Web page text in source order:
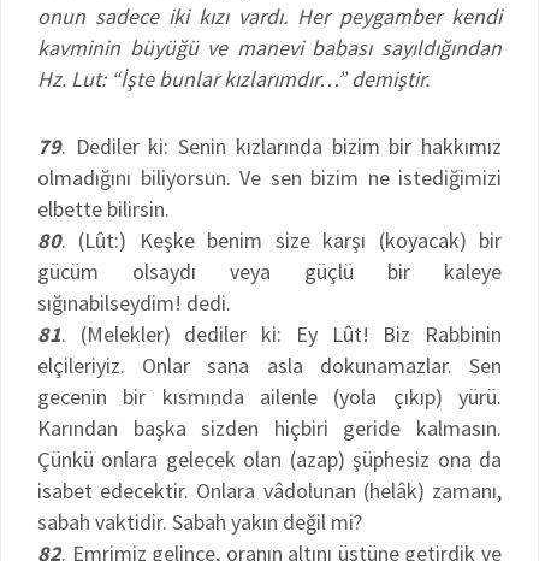
onun sadece iki kızı vardı. Her peygamber kendi
kavminin büyüğü ve manevi babası sayıldığından
Hz. Lut: “İşte bunlar kızlarımdır…” demiştir.
79. Dediler ki: Senin kızlarında bizim bir hakkımız
olmadığını biliyorsun. Ve sen bizim ne istediğimizi
elbette bilirsin.
80. (Lût:) Keşke benim size karşı (koyacak) bir
gücüm olsaydı veya güçlü bir kaleye
sığınabilseydim! dedi.
81. (Melekler) dediler ki: Ey Lût! Biz Rabbinin
elçileriyiz. Onlar sana asla dokunamazlar. Sen
gecenin bir kısmında ailenle (yola çıkıp) yürü.
Karından başka sizden hiçbiri geride kalmasın.
Çünkü onlara gelecek olan (azap) şüphesiz ona da
isabet edecektir. Onlara vâdolunan (helâk) zamanı,
sabah vaktidir. Sabah yakın değil mi?
82. Emrimiz gelince, oranın altını üstüne getirdik ve